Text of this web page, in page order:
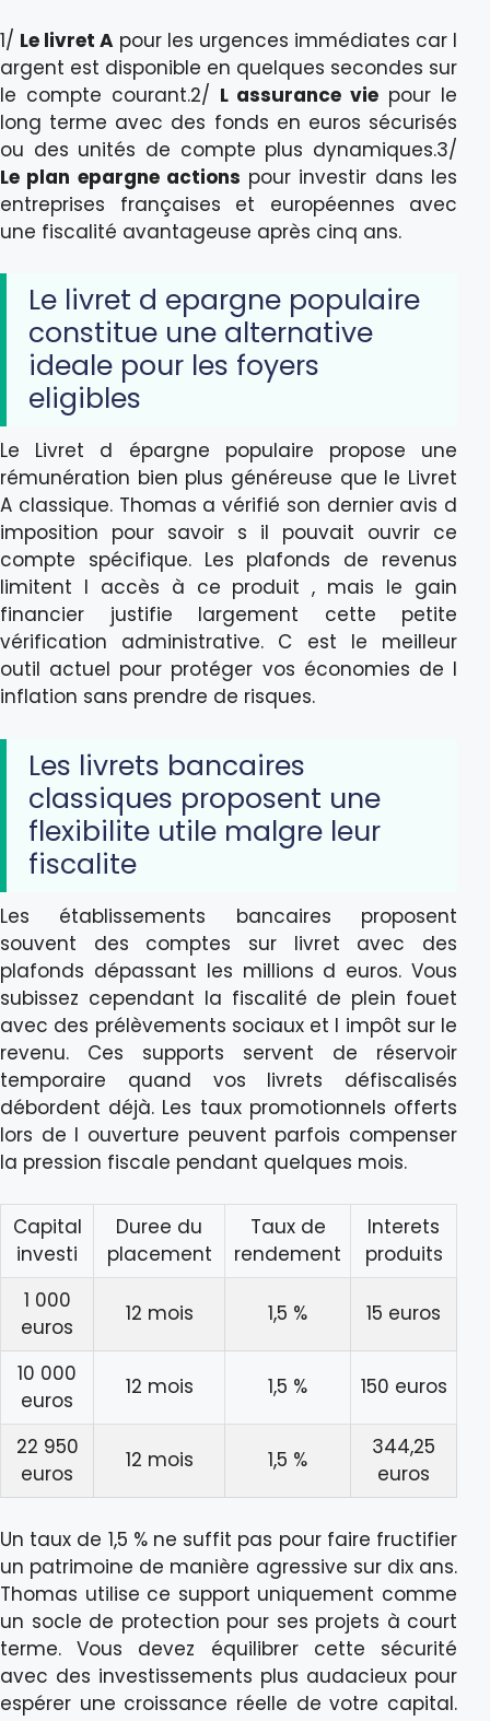
1/ Le livret A pour les urgences immédiates car l
argent est disponible en quelques secondes sur
le compte courant.2/ L assurance vie pour le
long terme avec des fonds en euros sécurisés
ou des unités de compte plus dynamiques.3/
Le plan epargne actions pour investir dans les
entreprises françaises et européennes avec
une fiscalité avantageuse après cinq ans.
Le livret d epargne populaire
constitue une alternative
ideale pour les foyers
eligibles
Le Livret d épargne populaire propose une
rémunération bien plus généreuse que le Livret
A classique. Thomas a vérifié son dernier avis d
imposition pour savoir s il pouvait ouvrir ce
compte spécifique. Les plafonds de revenus
limitent l accès à ce produit , mais le gain
financier justifie largement cette petite
vérification administrative. C est le meilleur
outil actuel pour protéger vos économies de l
inflation sans prendre de risques.
Les livrets bancaires
classiques proposent une
flexibilite utile malgre leur
fiscalite
Les établissements bancaires proposent
souvent des comptes sur livret avec des
plafonds dépassant les millions d euros. Vous
subissez cependant la fiscalité de plein fouet
avec des prélèvements sociaux et l impôt sur le
revenu. Ces supports servent de réservoir
temporaire quand vos livrets défiscalisés
débordent déjà. Les taux promotionnels offerts
lors de l ouverture peuvent parfois compenser
la pression fiscale pendant quelques mois.
Capital
investi
Duree du
placement
Taux de
rendement
Interets
produits
1 000
euros
12 mois 1,5 % 15 euros
10 000
euros
12 mois 1,5 % 150 euros
22 950
euros
12 mois 1,5 %
344,25
euros
Un taux de 1,5 % ne suffit pas pour faire fructifier
un patrimoine de manière agressive sur dix ans.
Thomas utilise ce support uniquement comme
un socle de protection pour ses projets à court
terme. Vous devez équilibrer cette sécurité
avec des investissements plus audacieux pour
espérer une croissance réelle de votre capital.